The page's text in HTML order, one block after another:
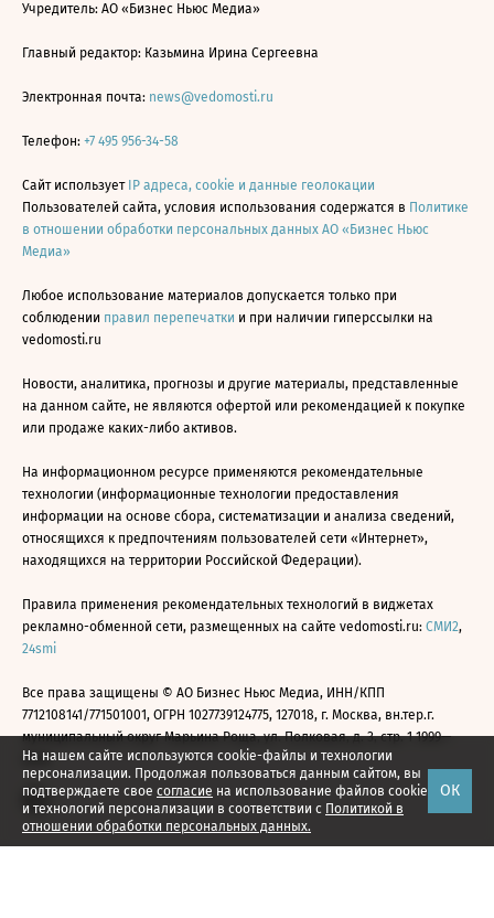
На нашем сайте используются cookie-файлы и технологии
персонализации. Продолжая пользоваться данным сайтом, вы
подтверждаете свое согласие на использование файлов cookie
и технологий персонализации в соответствии с Политикой в
отношении обработки персональных данных.
ОК
Учредитель: АО «Бизнес Ньюс Медиа»
Главный редактор: Казьмина Ирина Сергеевна
Электронная почта: news@vedomosti.ru
Телефон: +7 495 956-34-58
Сайт использует IP адреса, cookie и данные геолокации
Пользователей сайта, условия использования содержатся в Политике
в отношении обработки персональных данных АО «Бизнес Ньюс
Медиа»
Любое использование материалов допускается только при
соблюдении правил перепечатки и при наличии гиперссылки на
vedomosti.ru
Новости, аналитика, прогнозы и другие материалы, представленные
на данном сайте, не являются офертой или рекомендацией к покупке
или продаже каких-либо активов.
На информационном ресурсе применяются рекомендательные
технологии (информационные технологии предоставления
информации на основе сбора, систематизации и анализа сведений,
относящихся к предпочтениям пользователей сети «Интернет»,
находящихся на территории Российской Федерации).
Правила применения рекомендательных технологий в виджетах
рекламно-обменной сети, размещенных на сайте vedomosti.ru: СМИ2,
24smi
Все права защищены © АО Бизнес Ньюс Медиа, ИНН/КПП
7712108141/771501001, ОГРН 1027739124775, 127018, г. Москва, вн.тер.г.
муниципальный округ Марьина Роща, ул. Полковая, д. 3, стр. 1 1999—
2026